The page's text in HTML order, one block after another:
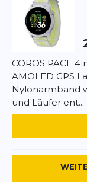
Nachhaltige
Der Craft
Performance-
Stabilität und
Komfort
Training bis
COROS PACE
AMOLED GPS
Nylonarmband
und Läufer ent...